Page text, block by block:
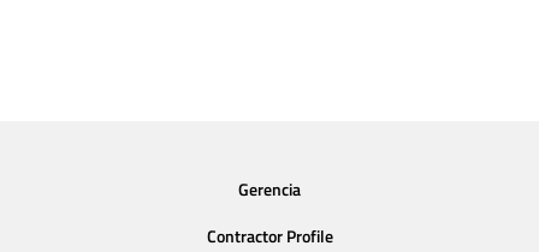
Gerencia
Contractor Profile